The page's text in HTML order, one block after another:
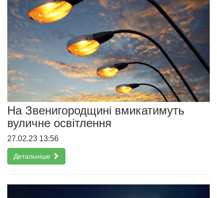
На Звенигородщині вмикатимуть
вуличне освітлення
27.02.23 13:56
Детальніше